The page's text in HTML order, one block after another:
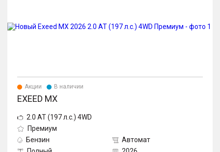
Акции В наличии
EXEED MX
2.0 AT (197 л.с.) 4WD
Премиум
Бензин
Автомат